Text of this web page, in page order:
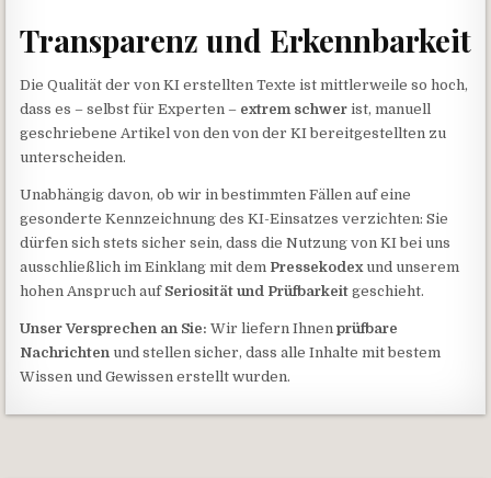
Transparenz und Erkennbarkeit
Die Qualität der von KI erstellten Texte ist mittlerweile so hoch,
dass es – selbst für Experten – extrem schwer ist, manuell
geschriebene Artikel von den von der KI bereitgestellten zu
unterscheiden.
Unabhängig davon, ob wir in bestimmten Fällen auf eine
gesonderte Kennzeichnung des KI-Einsatzes verzichten: Sie
dürfen sich stets sicher sein, dass die Nutzung von KI bei uns
ausschließlich im Einklang mit dem Pressekodexund unserem
hohen Anspruch auf Seriosität und Prüfbarkeit geschieht.
Unser Versprechen an Sie: Wir liefern Ihnen prüfbare
Nachrichten und stellen sicher, dass alle Inhalte mit bestem
Wissen und Gewissen erstellt wurden.